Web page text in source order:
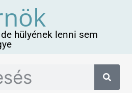
hülyének lenni sem